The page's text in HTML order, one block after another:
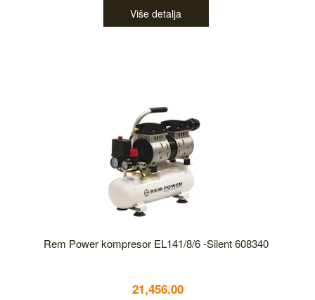
Više detalja
Rem Power kompresor EL141/8/6 -Silent 608340
21,456.00